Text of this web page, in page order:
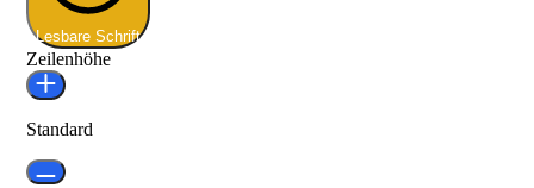
Lesbare Schrift
Zeilenhöhe
Standard